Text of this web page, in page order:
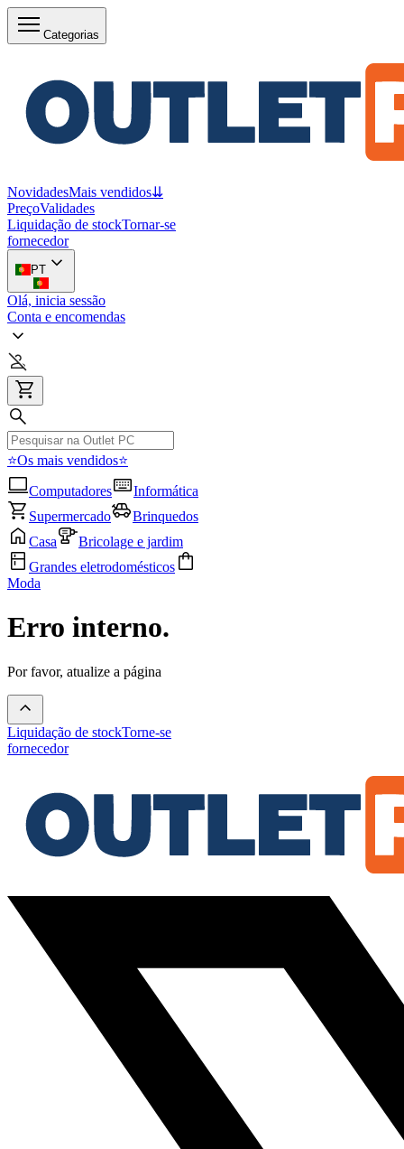
Categorias
NovidadesMais vendidos⇊
PreçoValidades
Liquidação de stockTornar-se
fornecedor
PT
Olá, inicia sessão
Conta e encomendas
⭐Os mais vendidos⭐
Computadores
Informática
Supermercado
Brinquedos
Casa
Bricolage e jardim
Grandes eletrodomésticos
Moda
Erro interno.
Por favor, atualize a página
Liquidação de stockTorne-se
fornecedor